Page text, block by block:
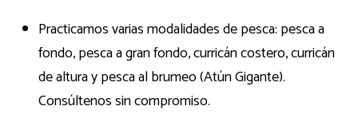
Practicamos varias modalidades de pesca: pesca a
fondo, pesca a gran fondo, curricán costero, curricán
de altura y pesca al brumeo (Atún Gigante).
Consúltenos sin compromiso.